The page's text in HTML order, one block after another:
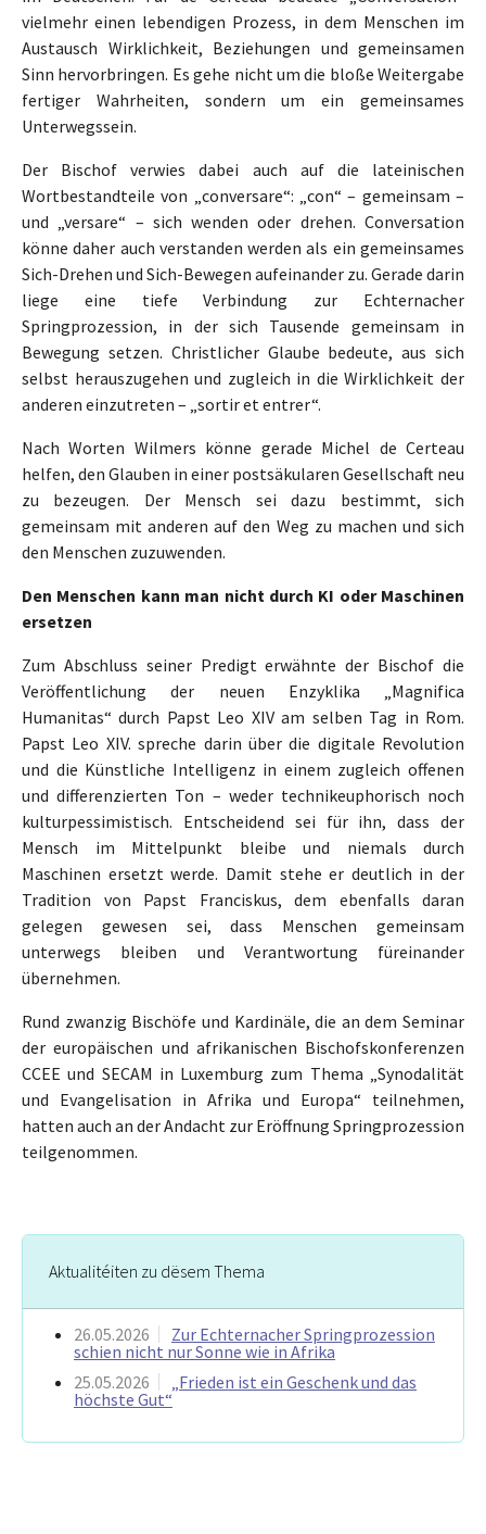
vielmehr einen lebendigen Prozess, in dem Menschen im
Austausch Wirklichkeit, Beziehungen und gemeinsamen
Sinn hervorbringen. Es gehe nicht um die bloße Weitergabe
fertiger Wahrheiten, sondern um ein gemeinsames
Unterwegssein.
Der Bischof verwies dabei auch auf die lateinischen
Wortbestandteile von „conversare“: „con“ – gemeinsam –
und „versare“ – sich wenden oder drehen. Conversation
könne daher auch verstanden werden als ein gemeinsames
Sich-Drehen und Sich-Bewegen aufeinander zu. Gerade darin
liege eine tiefe Verbindung zur Echternacher
Springprozession, in der sich Tausende gemeinsam in
Bewegung setzen. Christlicher Glaube bedeute, aus sich
selbst herauszugehen und zugleich in die Wirklichkeit der
anderen einzutreten – „sortir et entrer“.
Nach Worten Wilmers könne gerade Michel de Certeau
helfen, den Glauben in einer postsäkularen Gesellschaft neu
zu bezeugen. Der Mensch sei dazu bestimmt, sich
gemeinsam mit anderen auf den Weg zu machen und sich
den Menschen zuzuwenden.
Den Menschen kann man nicht durch KI oder Maschinen
ersetzen
Zum Abschluss seiner Predigt erwähnte der Bischof die
Veröffentlichung der neuen Enzyklika „Magnifica
Humanitas“ durch Papst Leo XIV am selben Tag in Rom.
Papst Leo XIV. spreche darin über die digitale Revolution
und die Künstliche Intelligenz in einem zugleich offenen
und differenzierten Ton – weder technikeuphorisch noch
kulturpessimistisch. Entscheidend sei für ihn, dass der
Mensch im Mittelpunkt bleibe und niemals durch
Maschinen ersetzt werde. Damit stehe er deutlich in der
Tradition von Papst Franciskus, dem ebenfalls daran
gelegen gewesen sei, dass Menschen gemeinsam
unterwegs bleiben und Verantwortung füreinander
übernehmen.
Rund zwanzig Bischöfe und Kardinäle, die an dem Seminar
der europäischen und afrikanischen Bischofskonferenzen
CCEE und SECAM in Luxemburg zum Thema „Synodalität
und Evangelisation in Afrika und Europa“ teilnehmen,
hatten auch an der Andacht zur Eröffnung Springprozession
teilgenommen.
Aktualitéiten zu dësem Thema
26.05.2026
Zur Echternacher Springprozession
schien nicht nur Sonne wie in Afrika
25.05.2026
„Frieden ist ein Geschenk und das
höchste Gut“